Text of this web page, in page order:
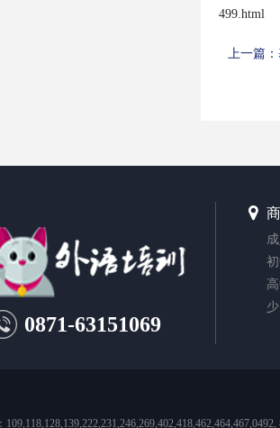
499.html
上一篇：
0871-63151069